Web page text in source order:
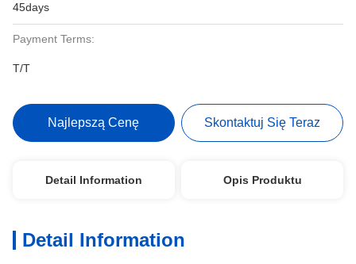
45days
Payment Terms:
T/T
Najlepszą Cenę Skontaktuj Się Teraz
Detail Information Opis Produktu
Detail Information